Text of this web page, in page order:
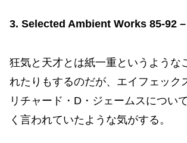
3. Selected Ambient Works 85-92
狂気と天才とは紙一重というような
れたりもするのだが、エイフェック
リチャード・D・ジェームスについ
く言われていたような気がする。